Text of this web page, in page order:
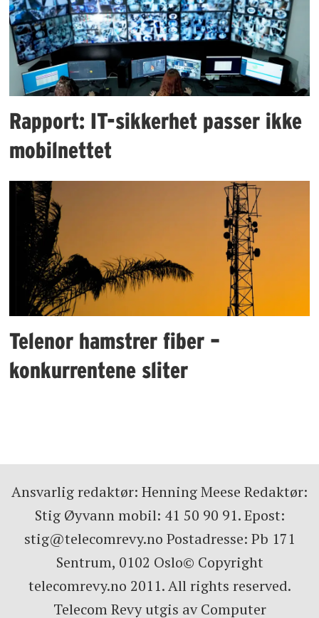
Rapport: IT-sikkerhet passer ikke
mobilnettet
Telenor hamstrer fiber –
konkurrentene sliter
Ansvarlig redaktør: Henning Meese Redaktør:
Stig Øyvann mobil: 41 50 90 91. Epost:
stig@telecomrevy.no Postadresse: Pb 171
Sentrum, 0102 Oslo© Copyright
telecomrevy.no 2011. All rights reserved.
Telecom Revy utgis av Computer